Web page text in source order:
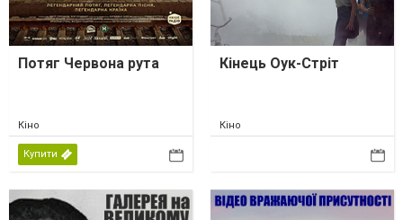
Потяг Червона рута
Кіно
Купити
Кінець Оук-Стріт
Кіно